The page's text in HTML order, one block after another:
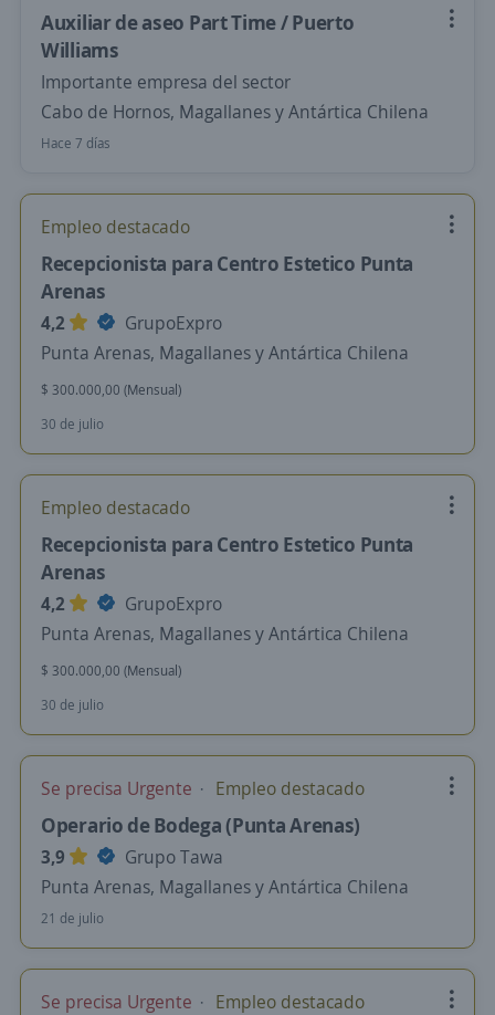
Auxiliar de aseo Part Time / Puerto
Williams
Importante empresa del sector
Cabo de Hornos, Magallanes y Antártica Chilena
Hace 7 días
Empleo destacado
Recepcionista para Centro Estetico Punta
Arenas
4,2
GrupoExpro
Punta Arenas, Magallanes y Antártica Chilena
$ 300.000,00 (Mensual)
30 de julio
Empleo destacado
Recepcionista para Centro Estetico Punta
Arenas
4,2
GrupoExpro
Punta Arenas, Magallanes y Antártica Chilena
$ 300.000,00 (Mensual)
30 de julio
Se precisa Urgente Empleo destacado
Operario de Bodega (Punta Arenas)
3,9
Grupo Tawa
Punta Arenas, Magallanes y Antártica Chilena
21 de julio
Se precisa Urgente Empleo destacado